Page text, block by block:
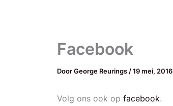
Facebook
DoorGeorge Reurings /19 mei, 2016
Volg ons ook op facebook.